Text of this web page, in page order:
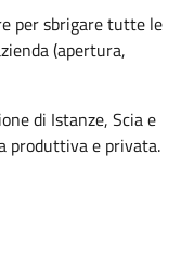
per sbrigare tutte le
(apertura,
di Istanze, Scia e
produttiva e privata.